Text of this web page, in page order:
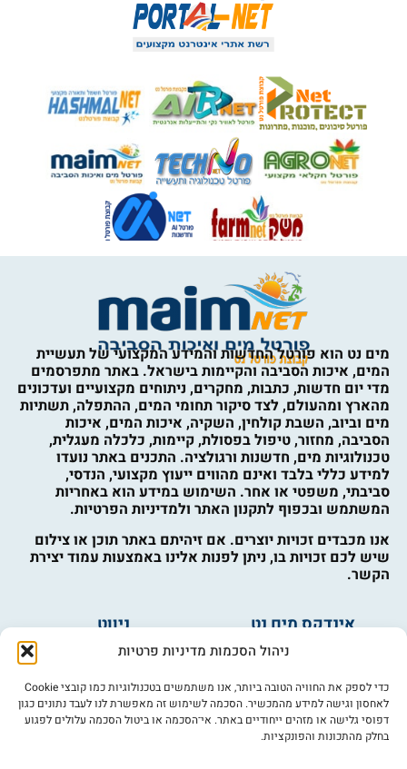
ניהול הסכמות מדיניות פרטיות
כדי לספק את החוויה הטובה ביותר, אנו משתמשים בטכנולוגיות כמו קובצי Cookie
לאחסון וגישה למידע מהמכשיר. הסכמה לשימוש זה מאפשרת לנו לעבד נתונים כגון
דפוסי גלישה או מזהים ייחודיים באתר. אי־הסכמה או ביטול הסכמה עלולים לפגוע
בחלק מהתכונות והפונקציות.
מים נט הוא פורטל החדשות והמידע המקצועי של תעשיית
המים, איכות הסביבה והקיימות בישראל. באתר מתפרסמים
מדי יום חדשות, כתבות, מחקרים, ניתוחים מקצועיים ועדכונים
מהארץ ומהעולם, לצד סיקור תחומי המים, ההתפלה, תשתיות
מים וביוב, השבת קולחין, השקיה, איכות המים, איכות
הסביבה, מחזור, טיפול בפסולת, קיימות, כלכלה מעגלית,
טכנולוגיות מים, חדשנות ורגולציה. התכנים באתר נועדו
למידע כללי בלבד ואינם מהווים ייעוץ מקצועי, הנדסי,
סביבתי, משפטי או אחר. השימוש במידע הוא באחריות
המשתמש ובכפוף לתקנון האתר ולמדיניות הפרטיות.
אנו מכבדים זכויות יוצרים. אם זיהיתם באתר תוכן או צילום
שיש לכם זכויות בו, ניתן לפנות אלינו באמצעות עמוד יצירת
הקשר.
אינדקס מים נט
מים ובריאות
פורום מים
ניווט
אינדקס עסקים
צרו קשר
מי אנחנו